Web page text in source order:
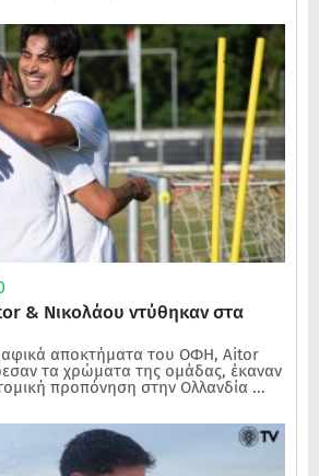
& Νικολάου ντύθηκαν στα
αποκτήματα του ΟΦΗ, Aitor
τα χρώματα της ομάδας, έκαναν
προπόνηση στην Ολλανδία ...